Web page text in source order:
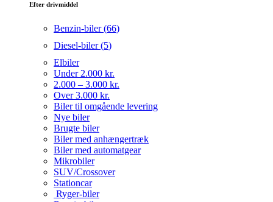
Efter drivmiddel
Benzin-biler (66)
Diesel-biler (5)
Elbiler
Under 2.000 kr.
2.000 – 3.000 kr.
Over 3.000 kr.
Biler til omgående levering
Nye biler
Brugte biler
Biler med anhængertræk
Biler med automatgear
Mikrobiler
SUV/Crossover
Stationcar
Ryger-biler